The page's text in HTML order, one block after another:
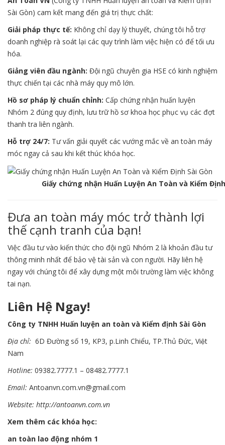
Sài Gòn) cam kết mang đến giá trị thực chất:
Giải pháp thực tế: Không chỉ dạy lý thuyết, chúng tôi hỗ trợ
doanh nghiệp rà soát lại các quy trình làm việc hiện có để tối ưu
hóa.
Giảng viên đầu ngành: Đội ngũ chuyên gia HSE có kinh nghiệm
thực chiến tại các nhà máy quy mô lớn.
Hồ sơ pháp lý chuẩn chỉnh: Cấp chứng nhận huấn luyện
Nhóm 2 đúng quy định, lưu trữ hồ sơ khoa học phục vụ các đợt
thanh tra liên ngành.
Hỗ trợ 24/7: Tư vấn giải quyết các vướng mắc về an toàn máy
móc ngay cả sau khi kết thúc khóa học.
Giấy chứng nhận Huấn Luyện An Toàn và Kiểm Định
Đưa an toàn máy móc trở thành lợi
thế cạnh tranh của bạn!
Việc đầu tư vào kiến thức cho đội ngũ Nhóm 2 là khoản đầu tư
thông minh nhất để bảo vệ tài sản và con người. Hãy liên hệ
ngay với chúng tôi để xây dựng một môi trường làm việc không
tai nạn.
Liên Hệ Ngay!
Công ty TNHH Huấn luyện an toàn và Kiểm định Sài Gòn
Địa chỉ: 6D Đường số 19, KP3, p.Linh Chiểu, TP.Thủ Đức, Việt
Nam
Hotline: 09382.7777.1 – 08482.7777.1
Email: Antoanvn.com.vn@gmail.com
Website: http://antoanvn.com.vn
Xem thêm các khóa học:
an toàn lao động nhóm 1